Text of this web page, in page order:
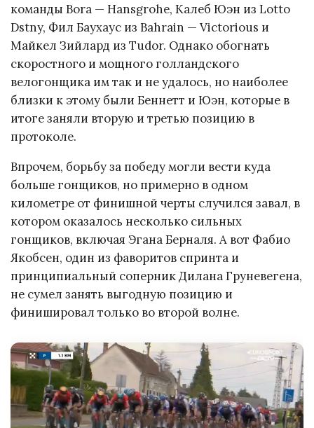
команды Bora — Hansgrohe, Калеб Юэн из Lotto
Dstny, Фил Баухаус из Bahrain — Victorious и
Майкел Зийлард из Tudor. Однако обогнать
скоростного и мощного голландского
велогонщика им так и не удалось, но наиболее
близки к этому были Беннетт и Юэн, которые в
итоге заняли вторую и третью позицию в
протоколе.
Впрочем, борьбу за победу могли вести куда
больше гонщиков, но примерно в одном
километре от финишной черты случился завал, в
котором оказалось несколько сильных
гонщиков, включая Эгана Берналя. А вот Фабио
Якобсен, один из фаворитов спринта и
принципиальный соперник Дилана Груневегена,
не сумел занять выгодную позицию и
финишировал только во второй волне.